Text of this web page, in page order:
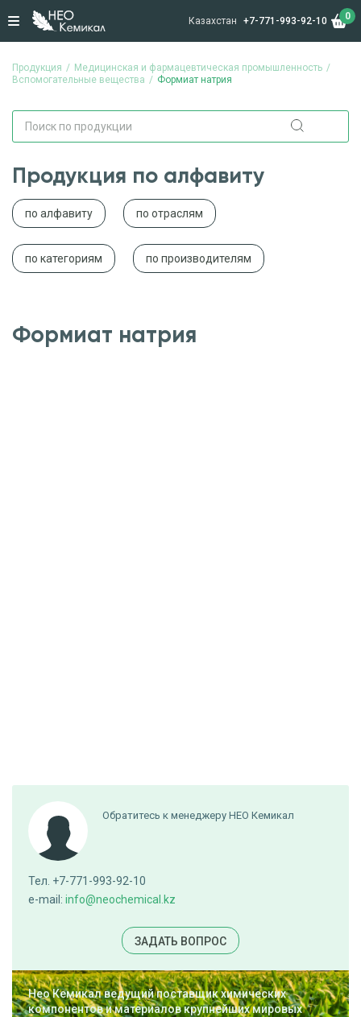
Казахстан +7-771-993-92-10 0
Продукция
Медицинская и фармацевтическая промышленность
Вспомогательные вещества
Формиат натрия
Продукция по алфавиту
по алфавиту по отраслям
по категориям по производителям
Формиат натрия
Обратитесь к менеджеру НЕО Кемикал
Тел. +7-771-993-92-10
e-mail: info@neochemical.kz
ЗАДАТЬ ВОПРОС
Нео Кемикал ведущий поставщик химических
компонентов и материалов крупнейших мировых